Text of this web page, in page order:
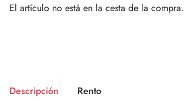
El artículo no está en la cesta de la compra.
Descripción Rento